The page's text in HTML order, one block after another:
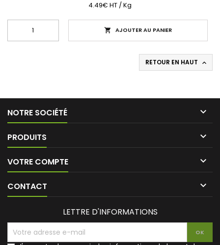
4.49€ HT / Kg
 AJOUTER AU PANIER
RETOUR EN HAUT 
NOTRE SOCIÉTÉ 
PRODUITS 
VOTRE COMPTE 
CONTACT 
LETTRE D'INFORMATIONS